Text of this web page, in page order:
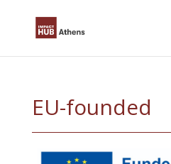
EU-founded